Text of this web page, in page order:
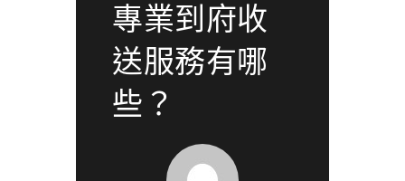
專業到府收
送服務有哪
些？